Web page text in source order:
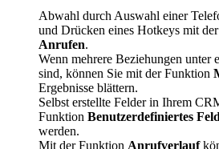
Abwahl durch Auswahl einer
und Drücken eines Hotkeys mit
Anrufen.
Wenn mehrere Beziehungen unter
sind, können Sie mit der Funktion
Ergebnisse blättern.
Selbst erstellte Felder in Ihrem
Funktion Benutzerdefiniertes Feld
werden.
Mit der Funktion Anrufverlauf